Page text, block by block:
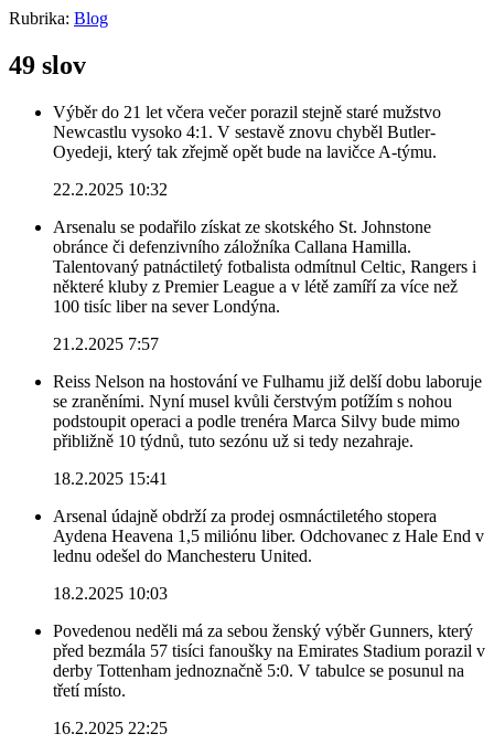
Rubrika: Blog
49 slov
Výběr do 21 let včera večer porazil stejně staré mužstvo
Newcastlu vysoko 4:1. V sestavě znovu chyběl Butler-
Oyedeji, který tak zřejmě opět bude na lavičce A-týmu.
22.2.2025 10:32
Arsenalu se podařilo získat ze skotského St. Johnstone
obránce či defenzivního záložníka Callana Hamilla.
Talentovaný patnáctiletý fotbalista odmítnul Celtic, Rangers i
některé kluby z Premier League a v létě zamíří za více než
100 tisíc liber na sever Londýna.
21.2.2025 7:57
Reiss Nelson na hostování ve Fulhamu již delší dobu laboruje
se zraněními. Nyní musel kvůli čerstvým potížím s nohou
podstoupit operaci a podle trenéra Marca Silvy bude mimo
přibližně 10 týdnů, tuto sezónu už si tedy nezahraje.
18.2.2025 15:41
Arsenal údajně obdrží za prodej osmnáctiletého stopera
Aydena Heavena 1,5 miliónu liber. Odchovanec z Hale End v
lednu odešel do Manchesteru United.
18.2.2025 10:03
Povedenou neděli má za sebou ženský výběr Gunners, který
před bezmála 57 tisíci fanoušky na Emirates Stadium porazil v
derby Tottenham jednoznačně 5:0. V tabulce se posunul na
třetí místo.
16.2.2025 22:25